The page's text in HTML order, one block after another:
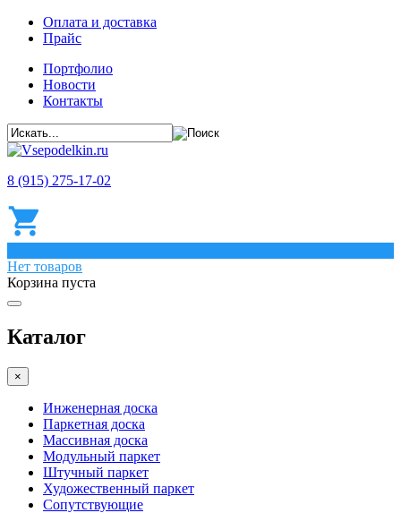
Оплата и доставка
Прайс
Портфолио
Новости
Контакты
8 (915) 275-17-02
Нет товаров
Корзина пуста
Каталог
×
Инженерная доска
Паркетная доска
Массивная доска
Модульный паркет
Штучный паркет
Художественный паркет
Сопутствующие